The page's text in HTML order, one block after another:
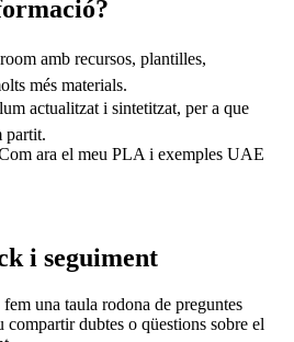
amb recursos, plantilles,
més materials.
actualitzat i sintetitzat, per a que
partit.
ara el meu PLA i exemples UAE
i seguiment
fem una taula rodona de preguntes
dubtes o qüestions sobre el